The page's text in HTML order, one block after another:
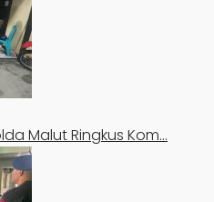
Malut Ringkus Kom…